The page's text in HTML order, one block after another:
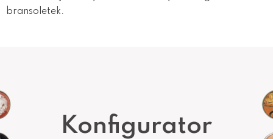
bransoletek.
Konfigurator